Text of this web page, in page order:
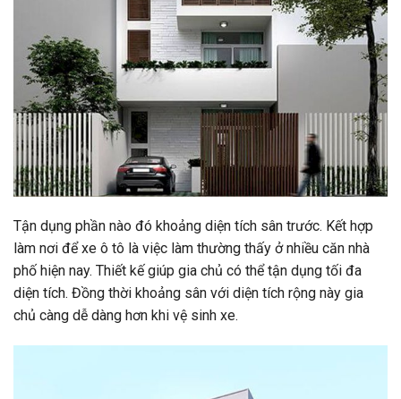
Tận dụng phần nào đó khoảng diện tích sân trước. Kết hợp
làm nơi để xe ô tô là việc làm thường thấy ở nhiều căn nhà
phố hiện nay. Thiết kế giúp gia chủ có thể tận dụng tối đa
diện tích. Đồng thời khoảng sân với diện tích rộng này gia
chủ càng dễ dàng hơn khi vệ sinh xe.